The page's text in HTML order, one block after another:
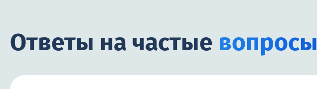
Ответы на частые вопросы